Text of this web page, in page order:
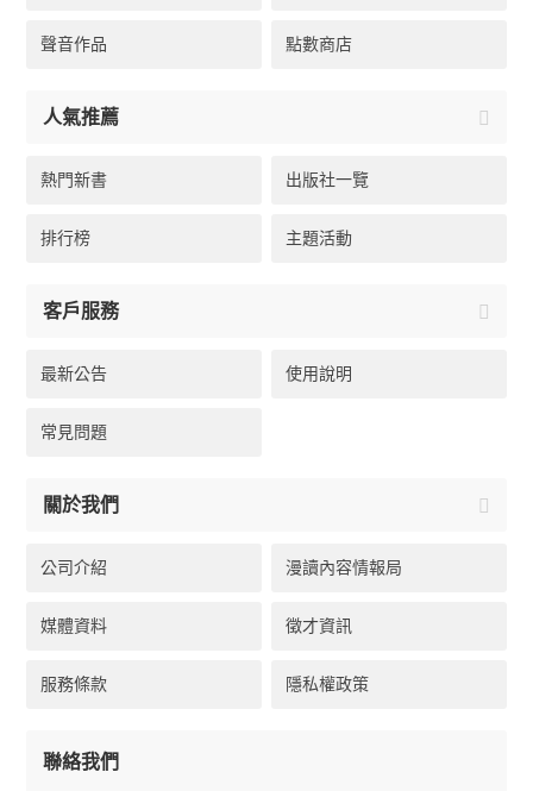
聲音作品 點數商店
人氣推薦
熱門新書 出版社一覽
排行榜 主題活動
客戶服務
最新公告 使用說明
常見問題
關於我們
公司介紹 漫讀內容情報局
媒體資料 徵才資訊
服務條款 隱私權政策
聯絡我們